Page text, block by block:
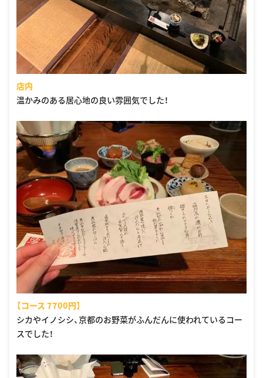
店内
温かみのある居心地の良い雰囲気でした！
【コース 7700円】
シカやイノシシ、京都のお野菜がふんだんに使われているコー
スでした！